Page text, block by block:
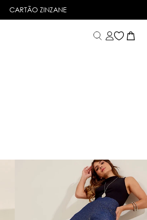
6X SEM JUROSNO CARTÃO DE CRÉDITO
CARTÃO ZINZANE